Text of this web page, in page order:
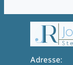
Adresse: